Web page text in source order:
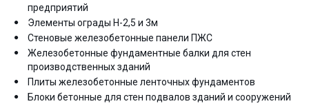
предприятий
Элементы ограды Н-2,5 и 3м
Стеновые железобетонные панели ПЖС
Железобетонные фундаментные балки для стен
производственных зданий
Плиты железобетонные ленточных фундаментов
Блоки бетонные для стен подвалов зданий и сооружений